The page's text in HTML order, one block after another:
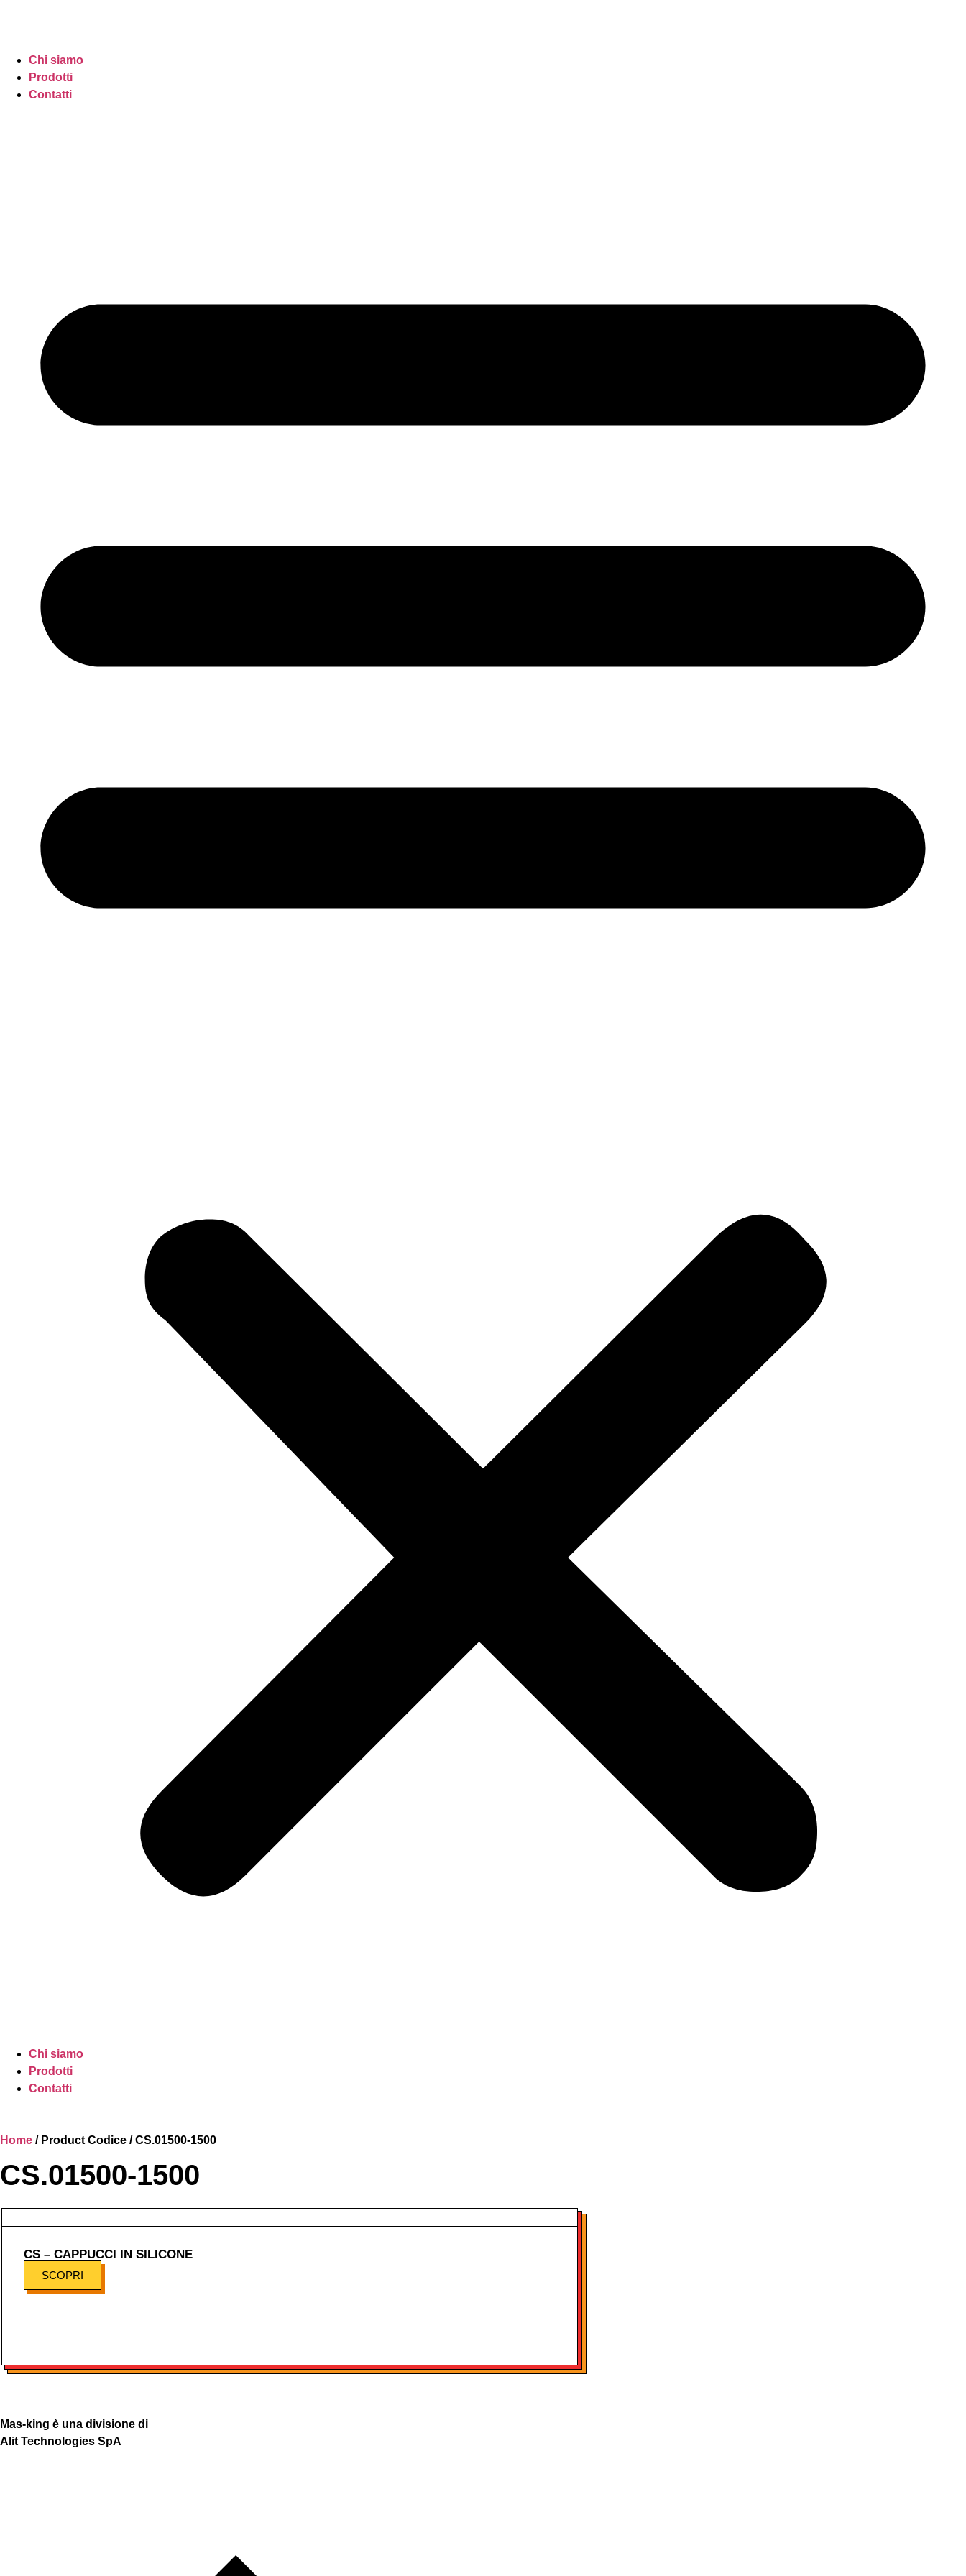
Chi siamo
Prodotti
Contatti
Chi siamo
Prodotti
Contatti
Home / Product Codice / CS.01500-1500
CS.01500-1500
CS – CAPPUCCI IN SILICONE
SCOPRI
Mas-king è una divisione di
Alit Technologies SpA